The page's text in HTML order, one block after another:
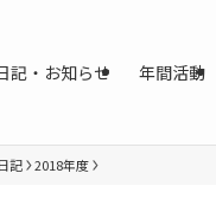
記・お知らせ 年間活動
記 2018年度